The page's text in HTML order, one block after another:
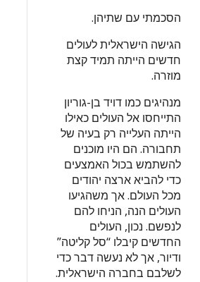
הסכמתי עם שתיהן.
הגישה הישראלית לעולים
חדשים הייתה תמיד קצת
מוזרה.
מנהיגים כמו דויד בן-גוריון
התייחסו אל העולים כאילו
הייתה העלייה רק בעיה של
תחבורה. הם היו מוכנים
להשתמש בכול האמצעים
כדי להביא ארצה יהודים
מכל העולם. אך משהגיעו
העולים הנה, הניחו להם
לנפשם. נכון, העולים
החדשים קיבלו “סל קליטה”
ודיור, אך לא נעשה דבר כדי
לשלבם בחברה הישראלית.